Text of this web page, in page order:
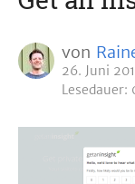
von
26. Juni
Lesedauer: